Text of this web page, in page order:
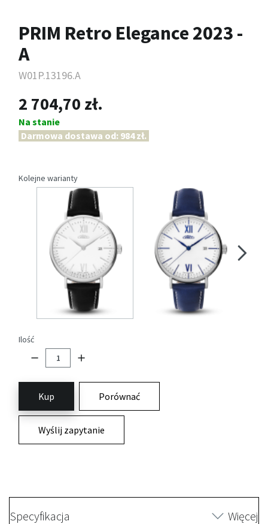
PRIM Retro Elegance 2023 -
A
W01P.13196.A
2 704,70 zł.
Na stanie
Darmowa dostawa od: 984 zł.
Kolejne warianty
Ilość
Kup Porównać
Wyślij zapytanie
Specyfikacja Więcej